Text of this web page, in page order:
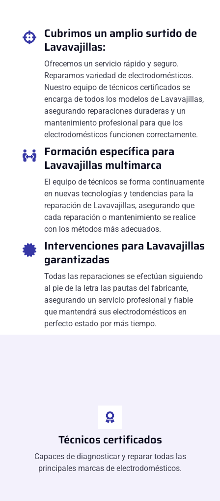
Cubrimos un amplio surtido de
Lavavajillas:
Ofrecemos un servicio rápido y seguro.
Reparamos variedad de electrodomésticos.
Nuestro equipo de técnicos certificados se
encarga de todos los modelos de Lavavajillas,
asegurando reparaciones duraderas y un
mantenimiento profesional para que los
electrodomésticos funcionen correctamente.
Formación específica para
Lavavajillas multimarca
El equipo de técnicos se forma continuamente
en nuevas tecnologías y tendencias para la
reparación de Lavavajillas, asegurando que
cada reparación o mantenimiento se realice
con los métodos más adecuados.
Intervenciones para Lavavajillas
garantizadas
Todas las reparaciones se efectúan siguiendo
al pie de la letra las pautas del fabricante,
asegurando un servicio profesional y fiable
que mantendrá sus electrodomésticos en
perfecto estado por más tiempo.
Técnicos certificados
Capaces de diagnosticar y reparar todas las
principales marcas de electrodomésticos.